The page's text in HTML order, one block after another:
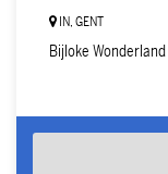
IN, GENT
Bijloke